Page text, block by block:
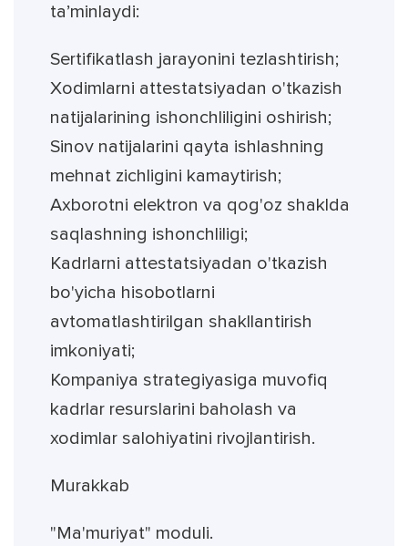
ta’minlaydi:
Sertifikatlash jarayonini tezlashtirish;
Xodimlarni attestatsiyadan o'tkazish
natijalarining ishonchliligini oshirish;
Sinov natijalarini qayta ishlashning
mehnat zichligini kamaytirish;
Axborotni elektron va qog'oz shaklda
saqlashning ishonchliligi;
Kadrlarni attestatsiyadan o'tkazish
bo'yicha hisobotlarni
avtomatlashtirilgan shakllantirish
imkoniyati;
Kompaniya strategiyasiga muvofiq
kadrlar resurslarini baholash va
xodimlar salohiyatini rivojlantirish.
Murakkab
"Ma'muriyat" moduli.